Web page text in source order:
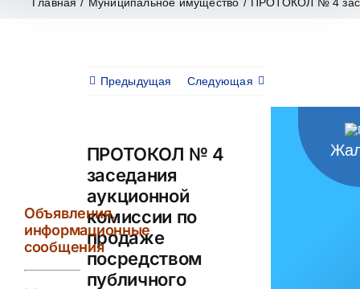
Предыдущая Следующая
ПРОТОКОЛ № 4
заседания
аукционной
комиссии по
продаже
посредством
публичного
Объявления,
информационные
сообщения